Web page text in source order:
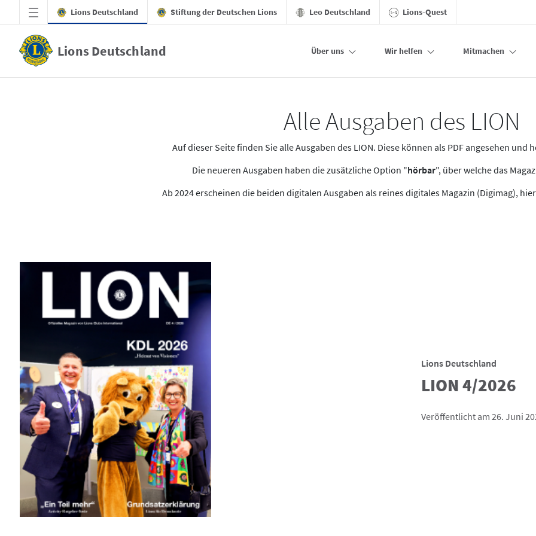
Zum Hauptinhalt springen
Lions Deutschland Stiftung der Deutschen Lions Leo Deutschland Lions-Quest
Lions Deutschland Über uns Wir helfen Mitmachen
Alle Ausgaben des LION
Auf dieser Seite finden Sie alle Ausgaben des LION. Diese können als PDF angesehen und
Die neueren Ausgaben haben die zusätzliche Option "hörbar", über welche das
Ab 2024 erscheinen die beiden digitalen Ausgaben als reines digitales Magazin (Digimag),
Lions Deutschland
LION 4/2026
Veröffentlicht am 26. Juni